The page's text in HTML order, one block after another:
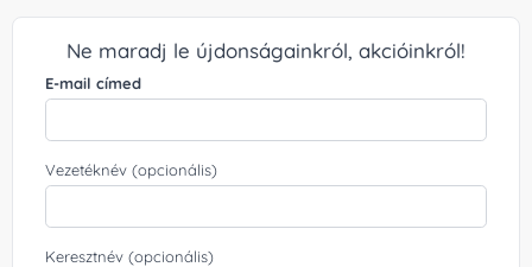
Ne maradj le újdonságainkról, akcióinkról!
E-mail címed
Vezetéknév (opcionális)
Keresztnév (opcionális)